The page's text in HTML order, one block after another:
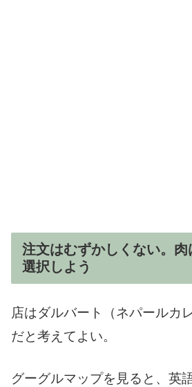
注文はむずかしくない。
選択しよう
店はダルバート（ネパールカ
だと考えてよい。
グーグルマップを見ると、英